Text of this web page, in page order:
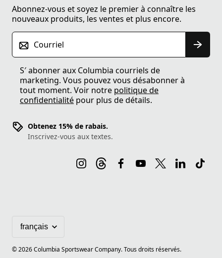
Abonnez-vous et soyez le premier à connaître les
nouveaux produits, les ventes et plus encore.
Courriel
S′ abonner aux Columbia courriels de
marketing. Vous pouvez vous désabonner à
tout moment. Voir notre politique de
confidentialité pour plus de détails.
Obtenez 15% de rabais.
Inscrivez-vous aux textes.
©2026Columbia Sportswear Company. Tous droits réservés.